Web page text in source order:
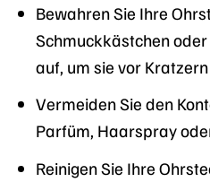
Bewahren Sie Ihre
Schmuckkästchen
auf, um sie vor
Vermeiden Sie den
Parfüm, Haarspray
Reinigen Sie Ihre